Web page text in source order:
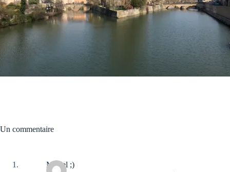
Un commentaire
Muriel ;)